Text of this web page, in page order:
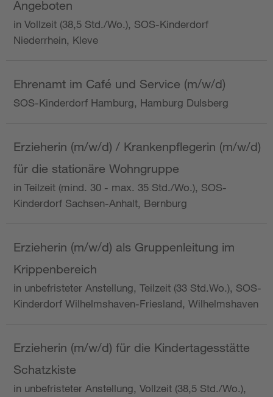
Angeboten
in Vollzeit (38,5 Std./Wo.), SOS-Kinderdorf
Niederrhein, Kleve
Ehrenamt im Café und Service (m/w/d)
SOS-Kinderdorf Hamburg, Hamburg Dulsberg
Erzieherin (m/w/d) / Krankenpflegerin (m/w/d)
für die stationäre Wohngruppe
in Teilzeit (mind. 30 - max. 35 Std./Wo.), SOS-
Kinderdorf Sachsen-Anhalt, Bernburg
Erzieherin (m/w/d) als Gruppenleitung im
Krippenbereich
in unbefristeter Anstellung, Teilzeit (33 Std.Wo.), SOS-
Kinderdorf Wilhelmshaven-Friesland, Wilhelmshaven
Erzieherin (m/w/d) für die Kindertagesstätte
Schatzkiste
in unbefristeter Anstellung, Vollzeit (38,5 Std./Wo.),